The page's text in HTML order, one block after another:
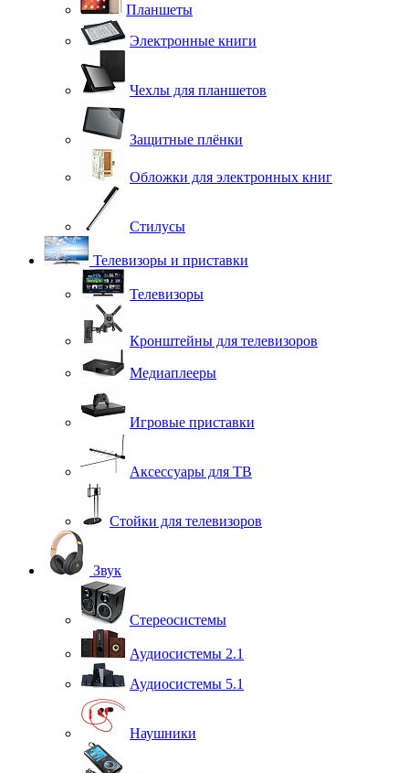
Планшеты
Электронные книги
Чехлы для планшетов
Защитные плёнки
Обложки для электронных книг
Стилусы
Телевизоры и приставки
Телевизоры
Кронштейны для телевизоров
Медиаплееры
Игровые приставки
Аксессуары для ТВ
Стойки для телевизоров
Звук
Стереосистемы
Аудиосистемы 2.1
Аудиосистемы 5.1
Наушники